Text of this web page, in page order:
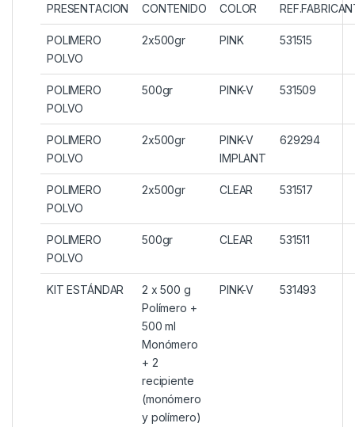
PRESENTACION CONTENIDO COLOR
POLIMERO
POLVO
2x500gr PINK 531515
POLIMERO
POLVO
500gr PINK-V 531509
POLIMERO
POLVO
2x500gr
PINK-V
IMPLANT
629294
POLIMERO
POLVO
2x500gr CLEAR 531517
POLIMERO
POLVO
500gr CLEAR 531511
KIT ESTÁNDAR
2 x 500 g
Polímero +
500 ml
Monómero
+ 2
recipiente
(monómero
y polímero)
PINK-V 531493